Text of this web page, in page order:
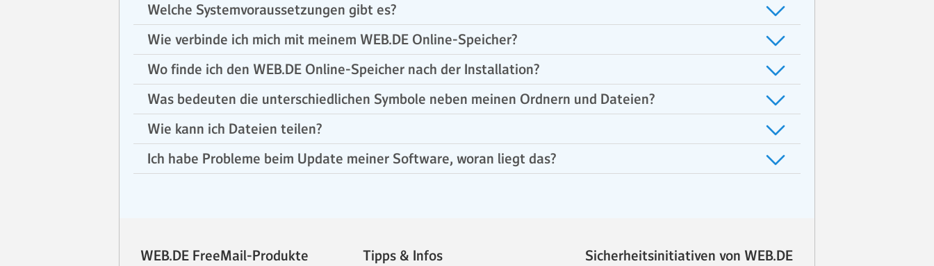
Welche Systemvoraussetzungen gibt es?
Wie verbinde ich mich mit meinem WEB.DE Online-Speicher?
Wo finde ich den WEB.DE Online-Speicher nach der Installation?
Was bedeuten die unterschiedlichen Symbole neben meinen Ordnern und Dateien?
Wie kann ich Dateien teilen?
Ich habe Probleme beim Update meiner Software, woran liegt das?
WEB.DE FreeMail-Produkte Tipps & Infos Sicherheitsinitiativen von WEB.DE